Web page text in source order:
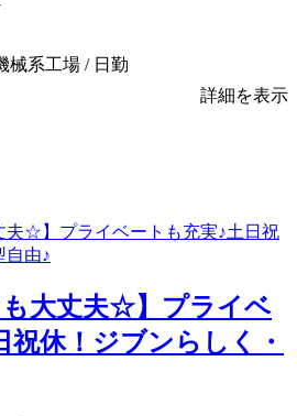
械系工場 / 日勤
詳細を表示
も大丈夫☆】プライベ
祝休！ジブンらしく・